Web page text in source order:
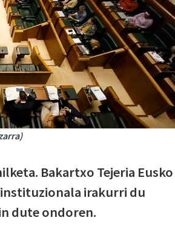
Bakartxo Tejeria Eusko
irakurri du
dute ondoren.